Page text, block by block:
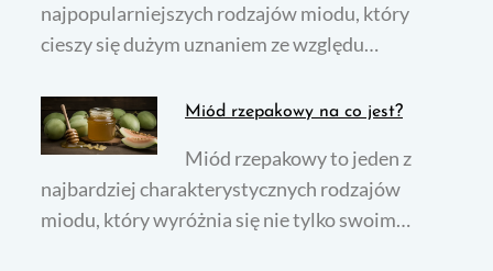
najpopularniejszych rodzajów miodu, który
cieszy się dużym uznaniem ze względu…
Miód rzepakowy na co jest?
Miód rzepakowy to jeden z
najbardziej charakterystycznych rodzajów
miodu, który wyróżnia się nie tylko swoim…